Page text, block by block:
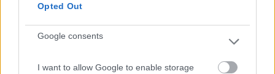
Opted Out
Google consents
I want to allow Google to enable storage
Campeggio
Da Rondinella
9 7